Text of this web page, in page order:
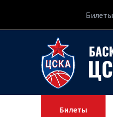
Билеты
Билеты